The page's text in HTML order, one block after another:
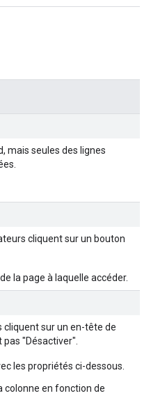
mais seules des lignes
cliquent sur un bouton
la page à laquelle accéder.
cliquent sur un en-tête de
"Désactiver".
les propriétés ci-dessous.
colonne en fonction de